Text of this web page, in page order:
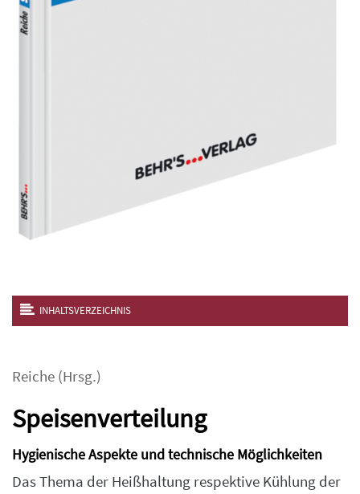
INHALTSVERZEICHNIS
Reiche (Hrsg.)
Speisenverteilung
Hygienische Aspekte und technische Möglichkeiten
Das Thema der Heißhaltung respektive Kühlung der